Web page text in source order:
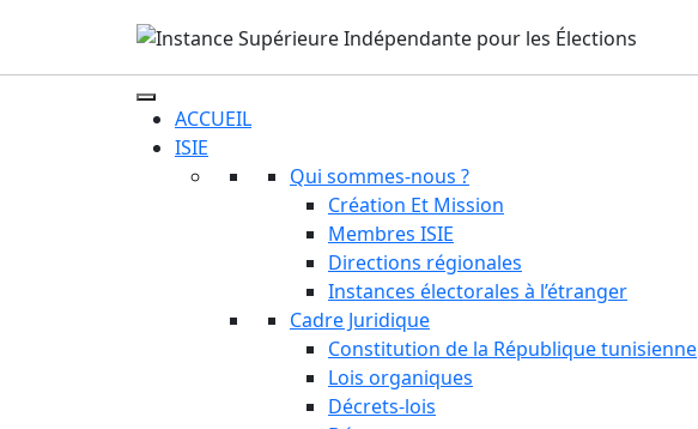
ACCUEIL
ISIE
Qui sommes-nous ?
Création Et Mission
Membres ISIE
Directions régionales
Instances électorales à l’étranger
Cadre Juridique
Constitution de la République tunisienne
Lois organiques
Décrets-lois